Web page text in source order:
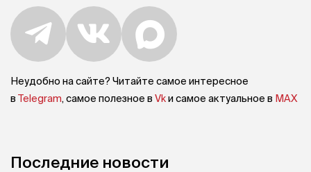
Неудобно на сайте? Читайте самое интересное
в Telegram, самое полезное в Vkи самое актуальное в MAX
Последние новости